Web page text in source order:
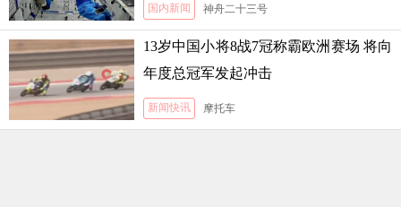
国内新闻 神舟二十三号
13岁中国小将8战7冠称霸欧洲赛场 将向
年度总冠军发起冲击
新闻快讯 摩托车